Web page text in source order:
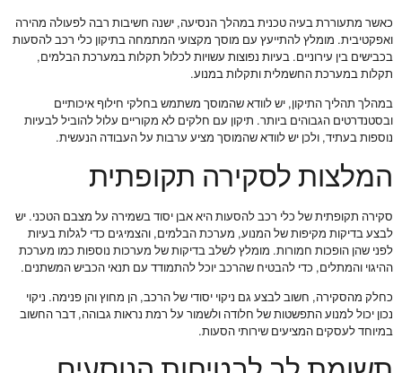
כאשר מתעוררת בעיה טכנית במהלך הנסיעה, ישנה חשיבות רבה לפעולה מהירה
ואפקטיבית. מומלץ להתייעץ עם מוסך מקצועי המתמחה בתיקון כלי רכב להסעות
בכבישים בין עירוניים. בעיות נפוצות עשויות לכלול תקלות במערכת הבלמים,
תקלות במערכת החשמלית ותקלות במנוע.
במהלך תהליך התיקון, יש לוודא שהמוסך משתמש בחלקי חילוף איכותיים
ובסטנדרטים הגבוהים ביותר. תיקון עם חלקים לא מקוריים עלול להוביל לבעיות
נוספות בעתיד, ולכן יש לוודא שהמוסך מציע ערבות על העבודה הנעשית.
המלצות לסקירה תקופתית
סקירה תקופתית של כלי רכב להסעות היא אבן יסוד בשמירה על מצבם הטכני. יש
לבצע בדיקות מקיפות של המנוע, מערכת הבלמים, והצמיגים כדי לגלות בעיות
לפני שהן הופכות חמורות. מומלץ לשלב בדיקות של מערכות נוספות כמו מערכת
ההיגוי והמתלים, כדי להבטיח שהרכב יוכל להתמודד עם תנאי הכביש המשתנים.
כחלק מהסקירה, חשוב לבצע גם ניקוי יסודי של הרכב, הן מחוץ והן פנימה. ניקוי
נכון יכול למנוע התפשטות של חלודה ולשמור על רמת נראות גבוהה, דבר החשוב
במיוחד לעסקים המציעים שירותי הסעות.